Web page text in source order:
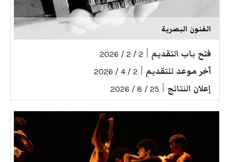
الفنون البصرية
فتح باب التقديم 2 / 2 / 2026
آخر موعد للتقديم 2 / 4 / 2026
إعلان النتائج 25 / 8 / 2026